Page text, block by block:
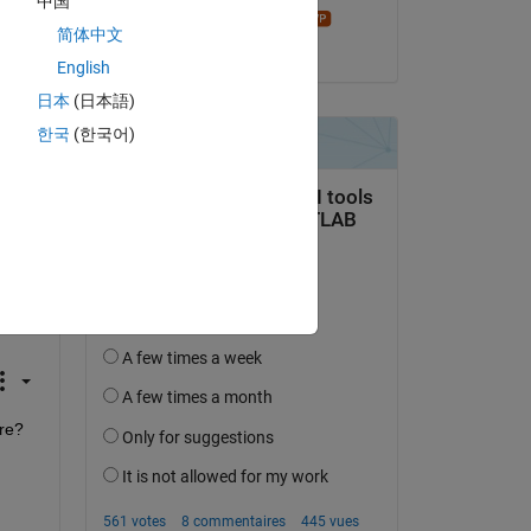
le 14 Mar 2015
简体中文
English
日本 (日本語)
한국 (한국어)